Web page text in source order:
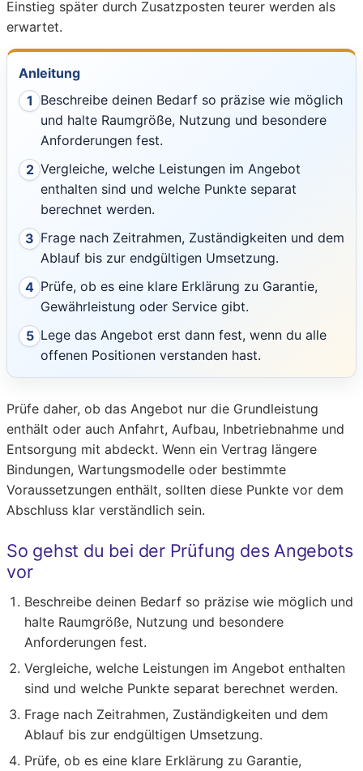
Einstieg später durch Zusatzposten teurer werden als
erwartet.
Anleitung
1 Beschreibe deinen Bedarf so präzise wie möglich
und halte Raumgröße, Nutzung und besondere
Anforderungen fest.
2 Vergleiche, welche Leistungen im Angebot
enthalten sind und welche Punkte separat
berechnet werden.
3 Frage nach Zeitrahmen, Zuständigkeiten und dem
Ablauf bis zur endgültigen Umsetzung.
4 Prüfe, ob es eine klare Erklärung zu Garantie,
Gewährleistung oder Service gibt.
5 Lege das Angebot erst dann fest, wenn du alle
offenen Positionen verstanden hast.
Prüfe daher, ob das Angebot nur die Grundleistung
enthält oder auch Anfahrt, Aufbau, Inbetriebnahme und
Entsorgung mit abdeckt. Wenn ein Vertrag längere
Bindungen, Wartungsmodelle oder bestimmte
Voraussetzungen enthält, sollten diese Punkte vor dem
Abschluss klar verständlich sein.
So gehst du bei der Prüfung des Angebots
vor
Beschreibe deinen Bedarf so präzise wie möglich und
halte Raumgröße, Nutzung und besondere
Anforderungen fest.
Vergleiche, welche Leistungen im Angebot enthalten
sind und welche Punkte separat berechnet werden.
Frage nach Zeitrahmen, Zuständigkeiten und dem
Ablauf bis zur endgültigen Umsetzung.
Prüfe, ob es eine klare Erklärung zu Garantie,